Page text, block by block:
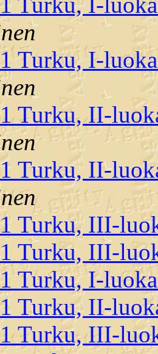
Turku, I-
Turku, II-
Turku, II-
Turku, III-
Turku, III-
Turku, I-
Turku, II-
Turku, III-